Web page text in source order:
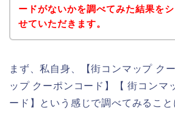
ードがないかを調べてみた結果を
せていただきます。
まず、私自身、【街コンマップ ク
ップ クーポンコード】【 街コンマ
ード】という感じで調べてみること